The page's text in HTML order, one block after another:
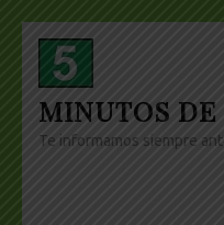
Skip
content
(Press
Enter)
MINUTOS
Te informamos siempre